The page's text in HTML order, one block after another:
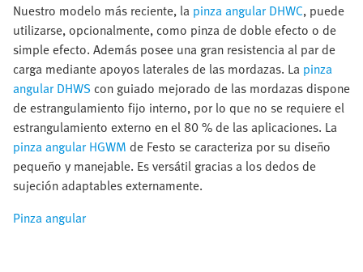
Nuestro modelo más reciente, la pinza angular DHWC, puede
utilizarse, opcionalmente, como pinza de doble efecto o de
simple efecto. Además posee una gran resistencia al par de
carga mediante apoyos laterales de las mordazas. La pinza
angular DHWS con guiado mejorado de las mordazas dispone
de estrangulamiento fijo interno, por lo que no se requiere el
estrangulamiento externo en el 80 % de las aplicaciones. La
pinza angular HGWM de Festo se caracteriza por su diseño
pequeño y manejable. Es versátil gracias a los dedos de
sujeción adaptables externamente.
Pinza angular